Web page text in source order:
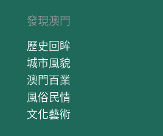
發現澳門
歷史回眸
城市風貌
澳門百業
風俗民情
文化藝術